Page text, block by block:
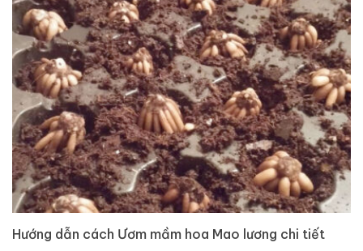
Hướng dẫn cách Ươm mầm hoa Mao lương chi tiết